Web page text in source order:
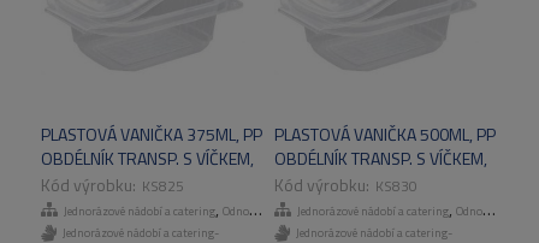
PLASTOVÁ VANIČKA 375ML, PP
OBDÉLNÍK TRANSP. S VÍČKEM,
500KS/KART KS825
Jednorázové nádobí a catering, Odnosné obaly a menuboxy
Jednorázové nádobí a catering-
PLASTOVÁ VANIČKA 500ML, PP
OBDÉLNÍK TRANSP. S VÍČKEM,
500KS/KART KS830
Jednorázové nádobí a catering, Odnosné obaly a menuboxy
Jednorázové nádobí a catering-